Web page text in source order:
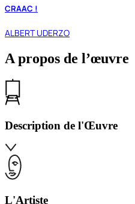
CRAAC !
ALBERT UDERZO
A propos de l’œuvre
Description de l'Œuvre
L'Artiste